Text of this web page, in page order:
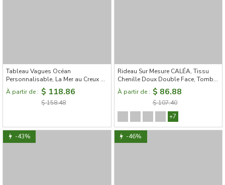
Tableau Vagues Océan
Personnalisable, La Mer au Creux de
la Main, Art de vagues sculptées à
la main
À partir de : $ 118.86
$ 158.48
Rideau Sur Mesure CALÉA, Tissu
Chenille Doux Double Face, Tombé
Souple
À partir de : $ 86.88
$ 107.40
+7
-43% -46%